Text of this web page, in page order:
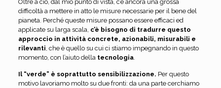
Oltre a ciò, dal mio punto di vista, c’è ancora una grossa
difficoltà a mettere in atto le misure necessarie per il bene del
pianeta. Perché queste misure possano essere efficaci ed
applicate su larga scala, c’è bisogno di tradurre questo
approccio in attività concrete, azionabili, misurabili e
rilevanti , che è quello su cui ci stiamo impegnando in questo
momento, con l’aiuto della tecnologia.
Il “verde” è soprattutto sensibilizzazione. Per questo
motivo lavoriamo molto su due fronti: da una parte cerchiamo